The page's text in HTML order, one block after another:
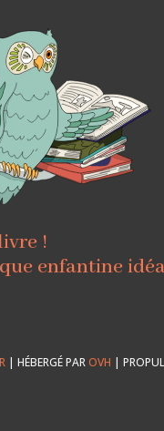
!
enfantine
| HÉBERGÉ PAROVH |